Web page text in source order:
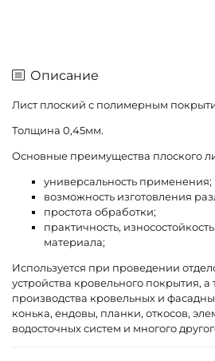
Описание
Лист плоский с полимерным
Толщина 0,45мм.
Основные преимущества плоского
универсальность применения;
возможность изготовления
простота обработки;
практичность,
материала;
Используется при проведении
устройства кровельного покрытия,
производства кровельных и
конька, ендовы, планки, откосов,
водосточных систем и многого